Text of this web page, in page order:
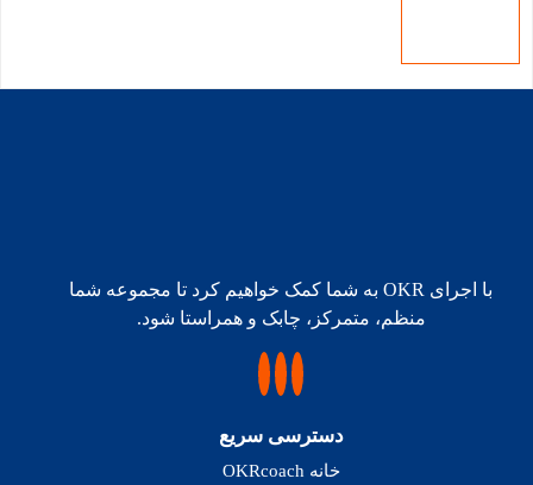
با اجرای OKR به شما کمک خواهیم کرد تا مجموعه شما
منظم، متمرکز، چابک و همراستا شود.
دسترسی سریع
خانه OKRcoach